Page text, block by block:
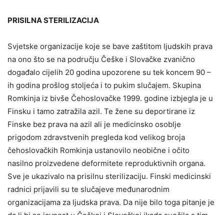
PRISILNA STERILIZACIJA
Svjetske organizacije koje se bave zaštitom ljudskih prava
na ono što se na području Češke i Slovačke zvanično
događalo cijelih 20 godina upozorene su tek koncem 90 –
ih godina prošlog stoljeća i to pukim slučajem. Skupina
Romkinja iz bivše Čehoslovačke 1999. godine izbjegla je u
Finsku i tamo zatražila azil. Te žene su deportirane iz
Finske bez prava na azil ali je medicinsko osoblje
prigodom zdravstvenih pregleda kod velikog broja
čehoslovačkih Romkinja ustanovilo neobične i očito
nasilno proizvedene deformitete reproduktivnih organa.
Sve je ukazivalo na prisilnu sterilizaciju. Finski medicinski
radnici prijavili su te slučajeve međunarodnim
organizacijama za ljudska prava. Da nije bilo toga pitanje je